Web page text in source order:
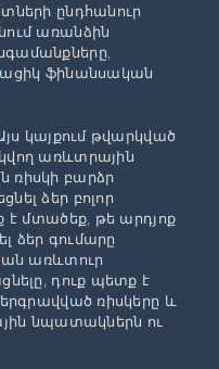
ընդհանուր
առանձին
ֆինանսական
կայքում թվարկված
առևտրային
ռիսկի բարձր
ձեր բոլոր
է մտածեք, թե արդյոք
ձեր գումարը
առևտուր
դուք պետք է
ռիսկերը և
նպատակներն ու